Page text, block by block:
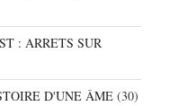
: ARRETS SUR
D'UNE ÂME(30)